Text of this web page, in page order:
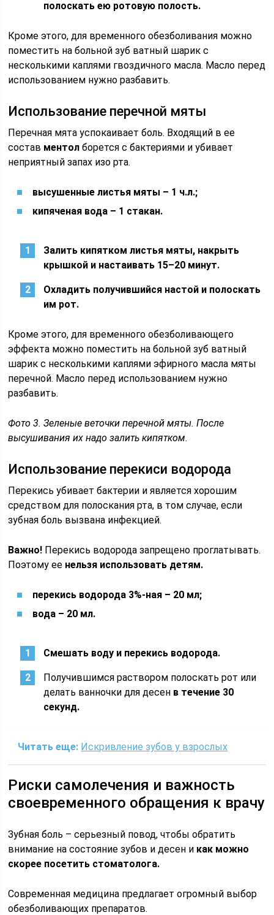
полоскать ею ротовую полость.
Кроме этого, для временного обезболивания можно
поместить на больной зуб ватный шарик с
несколькими каплями гвоздичного масла. Масло перед
использованием нужно разбавить.
Использование перечной мяты
Перечная мята успокаивает боль. Входящий в ее
состав ментол борется с бактериями и убивает
неприятный запах изо рта.
высушенные листья мяты – 1 ч.л.;
кипяченая вода – 1 стакан.
Залить кипятком листья мяты, накрыть
крышкой и настаивать 15–20 минут.
Охладить получившийся настой и полоскать
им рот.
Кроме этого, для временного обезболивающего
эффекта можно поместить на больной зуб ватный
шарик с несколькими каплями эфирного масла мяты
перечной. Масло перед использованием нужно
разбавить.
Фото 3. Зеленые веточки перечной мяты. После
высушивания их надо залить кипятком.
Использование перекиси водорода
Перекись убивает бактерии и является хорошим
средством для полоскания рта, в том случае, если
зубная боль вызвана инфекцией.
Важно! Перекись водорода запрещено проглатывать.
Поэтому ее нельзя использовать детям.
перекись водорода 3%-ная – 20 мл;
вода – 20 мл.
Смешать воду и перекись водорода.
Получившимся раствором полоскать рот или
делать ванночки для десен в течение 30
секунд.
Читать еще: Искривление зубов у взрослых
Риски самолечения и важность
своевременного обращения к врачу
Зубная боль – серьезный повод, чтобы обратить
внимание на состояние зубов и десен и как можно
скорее посетить стоматолога.
Современная медицина предлагает огромный выбор
обезболивающих препаратов.